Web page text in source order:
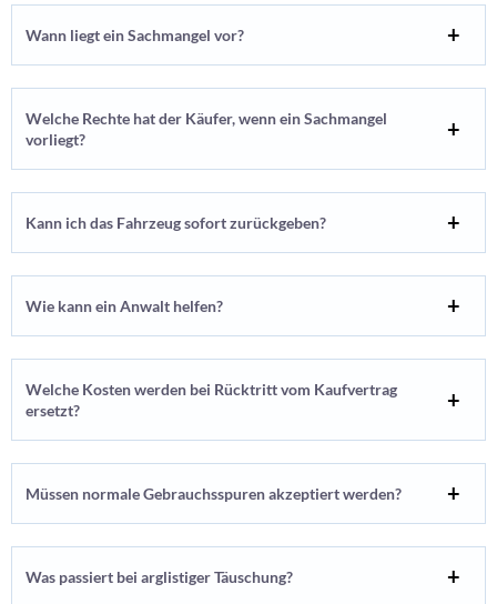
Wann liegt ein Sachmangel vor?
Welche Rechte hat der Käufer, wenn ein Sachmangel
vorliegt?
Kann ich das Fahrzeug sofort zurückgeben?
Wie kann ein Anwalt helfen?
Welche Kosten werden bei Rücktritt vom Kaufvertrag
ersetzt?
Müssen normale Gebrauchsspuren akzeptiert werden?
Was passiert bei arglistiger Täuschung?